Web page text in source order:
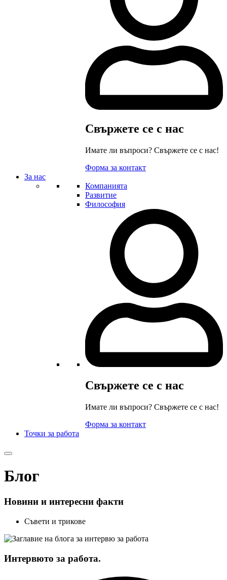
Свържете се с нас
Имате ли въпроси? Свържете се с нас!
Форма за контакт
За нас
Компанията
Развитие
Философия
Свържете се с нас
Имате ли въпроси? Свържете се с нас!
Форма за контакт
Точки за работа
Блог
Новини и интересни факти
Съвети и трикове
Интервюто за работа.